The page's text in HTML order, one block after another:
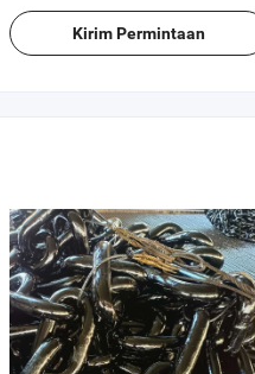
Kirim Permintaan